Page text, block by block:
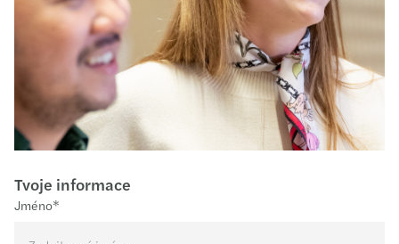
Tvoje informace
Jméno*